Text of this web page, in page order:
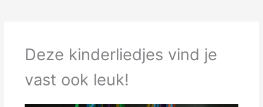
Deze kinderliedjes vind je
vast ook leuk!